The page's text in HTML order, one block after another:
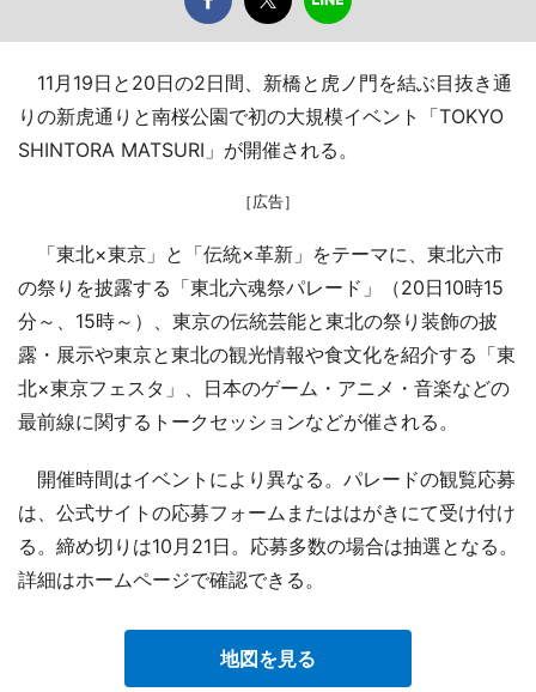
11月19日と20日の2日間、新橋と虎ノ門を結ぶ目抜き通
りの新虎通りと南桜公園で初の大規模イベント「TOKYO
SHINTORA MATSURI」が開催される。
［広告］
「東北×東京」と「伝統×革新」をテーマに、東北六市
の祭りを披露する「東北六魂祭パレード」（20日10時15
分～、15時～）、東京の伝統芸能と東北の祭り装飾の披
露・展示や東京と東北の観光情報や食文化を紹介する「東
北×東京フェスタ」、日本のゲーム・アニメ・音楽などの
最前線に関するトークセッションなどが催される。
開催時間はイベントにより異なる。パレードの観覧応募
は、公式サイトの応募フォームまたははがきにて受け付け
る。締め切りは10月21日。応募多数の場合は抽選となる。
詳細はホームページで確認できる。
地図を見る